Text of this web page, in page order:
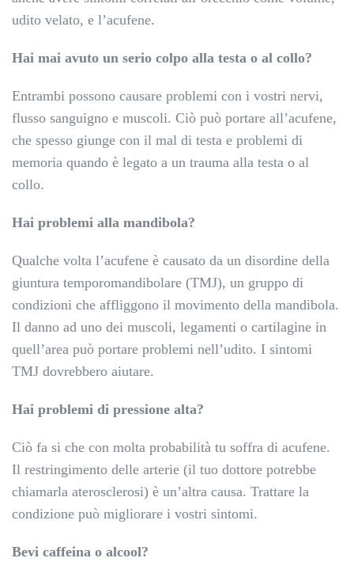
udito velato, e l’acufene.
Hai mai avuto un serio colpo alla testa o al collo?
Entrambi possono causare problemi con i vostri nervi,
flusso sanguigno e muscoli. Ciò può portare all’acufene,
che spesso giunge con il mal di testa e problemi di
memoria quando è legato a un trauma alla testa o al
collo.
Hai problemi alla mandibola?
Qualche volta l’acufene è causato da un disordine della
giuntura temporomandibolare (TMJ), un gruppo di
condizioni che affliggono il movimento della mandibola.
Il danno ad uno dei muscoli, legamenti o cartilagine in
quell’area può portare problemi nell’udito. I sintomi
TMJ dovrebbero aiutare.
Hai problemi di pressione alta?
Ciò fa si che con molta probabilità tu soffra di acufene.
Il restringimento delle arterie (il tuo dottore potrebbe
chiamarla aterosclerosi) è un’altra causa. Trattare la
condizione può migliorare i vostri sintomi.
Bevi caffeina o alcool?